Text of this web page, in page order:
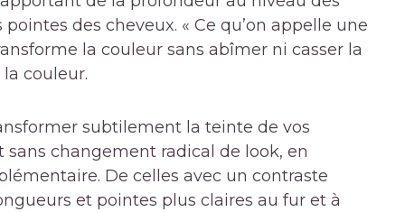
des cheveux. « Ce qu’on appelle une
la couleur sans abîmer ni casser la
couleur.
subtilement la teinte de vos
changement radical de look, en
De celles avec un contraste
et pointes plus claires au fur et à